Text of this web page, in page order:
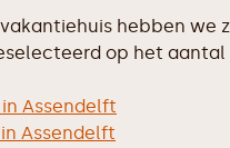
hebben
op het aantal
Assendelft
Assendelft